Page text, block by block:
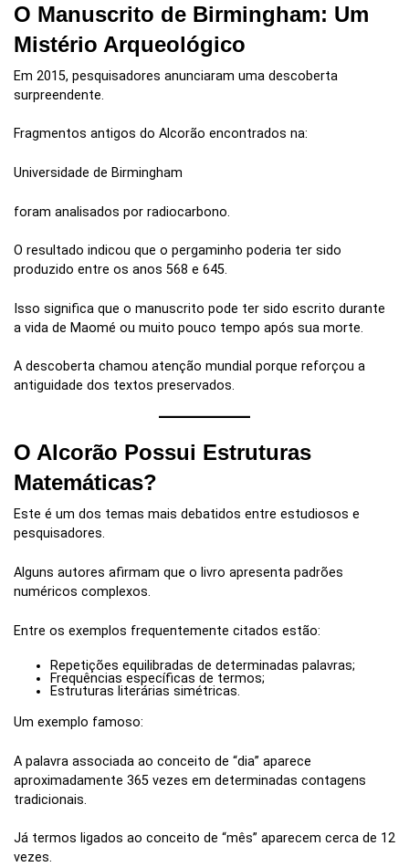
O Manuscrito de Birmingham: Um
Mistério Arqueológico
Em 2015, pesquisadores anunciaram uma descoberta
surpreendente.
Fragmentos antigos do Alcorão encontrados na:
Universidade de Birmingham
foram analisados por radiocarbono.
O resultado indicou que o pergaminho poderia ter sido
produzido entre os anos 568 e 645.
Isso significa que o manuscrito pode ter sido escrito durante
a vida de Maomé ou muito pouco tempo após sua morte.
A descoberta chamou atenção mundial porque reforçou a
antiguidade dos textos preservados.
O Alcorão Possui Estruturas
Matemáticas?
Este é um dos temas mais debatidos entre estudiosos e
pesquisadores.
Alguns autores afirmam que o livro apresenta padrões
numéricos complexos.
Entre os exemplos frequentemente citados estão:
Repetições equilibradas de determinadas palavras;
Frequências específicas de termos;
Estruturas literárias simétricas.
Um exemplo famoso:
A palavra associada ao conceito de “dia” aparece
aproximadamente 365 vezes em determinadas contagens
tradicionais.
Já termos ligados ao conceito de “mês” aparecem cerca de 12
vezes.